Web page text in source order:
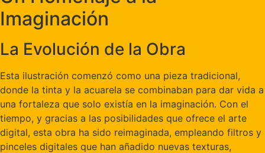
Imaginación
La Evolución de la Obra
Esta ilustración comenzó como una pieza tradicional,
donde la tinta y la acuarela se combinaban para dar vida a
una fortaleza que solo existía en la imaginación. Con el
tiempo, y gracias a las posibilidades que ofrece el arte
digital, esta obra ha sido reimaginada, empleando filtros y
pinceles digitales que han añadido nuevas texturas,